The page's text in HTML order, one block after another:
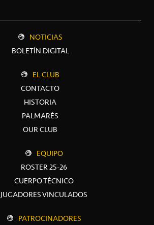
NOTICIAS
BOLETÍN DIGITAL
EL CLUB
CONTACTO
HISTORIA
PALMARÉS
OUR CLUB
EQUIPO
ROSTER 25-26
CUERPO TÉCNICO
JUGADORES VINCULADOS
PATROCINADORES